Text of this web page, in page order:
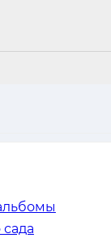
сада